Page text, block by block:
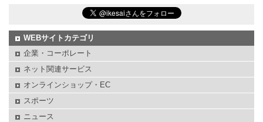
WEBサイトカテゴリ
企業・コーポレート
ネット関連サービス
オンラインショップ・EC
スポーツ
ニュース